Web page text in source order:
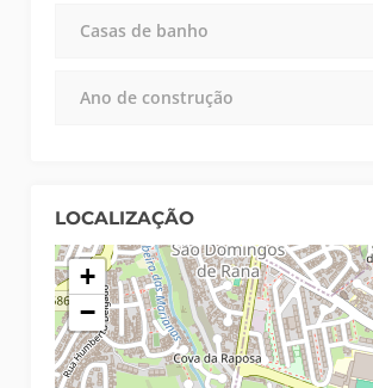
Casas de banho
Ano de construção
LOCALIZAÇÃO
+
−